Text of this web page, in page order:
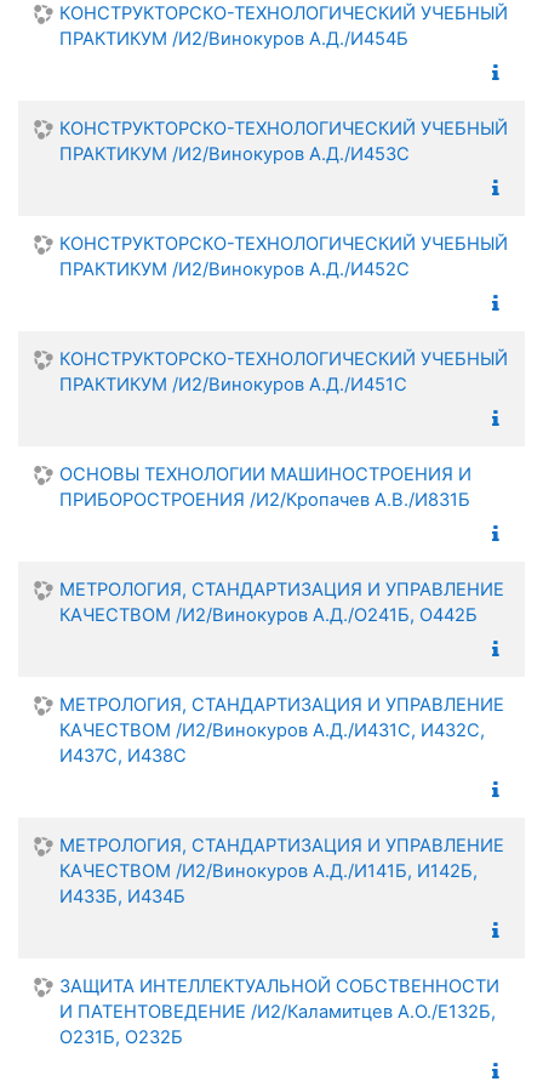
КОНСТРУКТОРСКО-ТЕХНОЛОГИЧЕСКИЙ УЧЕБНЫЙ
ПРАКТИКУМ /И2/Винокуров А.Д./И454Б
КОНСТРУКТОРСКО-ТЕХНОЛОГИЧЕСКИЙ УЧЕБНЫЙ
ПРАКТИКУМ /И2/Винокуров А.Д./И453С
КОНСТРУКТОРСКО-ТЕХНОЛОГИЧЕСКИЙ УЧЕБНЫЙ
ПРАКТИКУМ /И2/Винокуров А.Д./И452С
КОНСТРУКТОРСКО-ТЕХНОЛОГИЧЕСКИЙ УЧЕБНЫЙ
ПРАКТИКУМ /И2/Винокуров А.Д./И451С
ОСНОВЫ ТЕХНОЛОГИИ МАШИНОСТРОЕНИЯ И
ПРИБОРОСТРОЕНИЯ /И2/Кропачев А.В./И831Б
МЕТРОЛОГИЯ, СТАНДАРТИЗАЦИЯ И УПРАВЛЕНИЕ
КАЧЕСТВОМ /И2/Винокуров А.Д./О241Б, О442Б
МЕТРОЛОГИЯ, СТАНДАРТИЗАЦИЯ И УПРАВЛЕНИЕ
КАЧЕСТВОМ /И2/Винокуров А.Д./И431С, И432С,
И437С, И438С
МЕТРОЛОГИЯ, СТАНДАРТИЗАЦИЯ И УПРАВЛЕНИЕ
КАЧЕСТВОМ /И2/Винокуров А.Д./И141Б, И142Б,
И433Б, И434Б
ЗАЩИТА ИНТЕЛЛЕКТУАЛЬНОЙ СОБСТВЕННОСТИ
И ПАТЕНТОВЕДЕНИЕ /И2/Каламитцев А.О./Е132Б,
О231Б, О232Б